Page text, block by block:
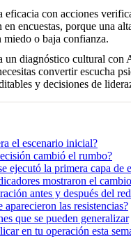
eficacia con acciones
encuestas, porque una
miedo o baja confianza.
un diagnóstico cultural con
convertir escucha
y decisiones de
el escenario inicial?
cambió el rumbo?
ejecutó la primera capa de
mostraron el
antes y después del
aparecieron las resistencias?
que se pueden generalizar
en tu operación esta